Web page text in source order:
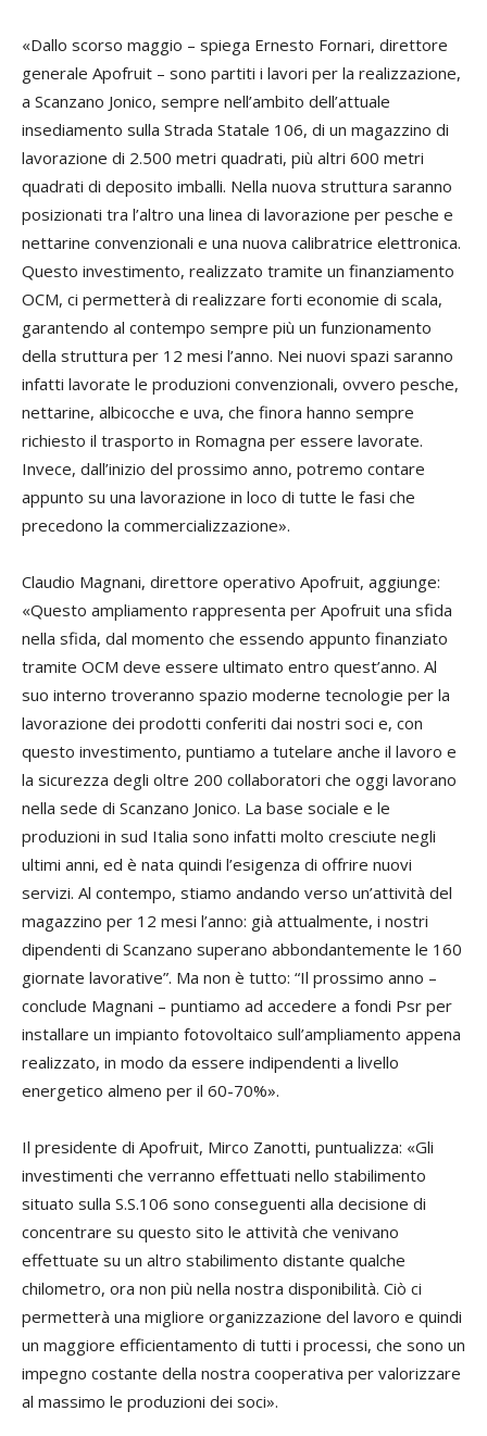
«Dallo scorso maggio – spiega Ernesto Fornari, direttore
generale Apofruit – sono partiti i lavori per la realizzazione,
a Scanzano Jonico, sempre nell’ambito dell’attuale
insediamento sulla Strada Statale 106, di un magazzino di
lavorazione di 2.500 metri quadrati, più altri 600 metri
quadrati di deposito imballi. Nella nuova struttura saranno
posizionati tra l’altro una linea di lavorazione per pesche e
nettarine convenzionali e una nuova calibratrice elettronica.
Questo investimento, realizzato tramite un finanziamento
OCM, ci permetterà di realizzare forti economie di scala,
garantendo al contempo sempre più un funzionamento
della struttura per 12 mesi l’anno. Nei nuovi spazi saranno
infatti lavorate le produzioni convenzionali, ovvero pesche,
nettarine, albicocche e uva, che finora hanno sempre
richiesto il trasporto in Romagna per essere lavorate.
Invece, dall’inizio del prossimo anno, potremo contare
appunto su una lavorazione in loco di tutte le fasi che
precedono la commercializzazione».
Claudio Magnani, direttore operativo Apofruit, aggiunge:
«Questo ampliamento rappresenta per Apofruit una sfida
nella sfida, dal momento che essendo appunto finanziato
tramite OCM deve essere ultimato entro quest’anno. Al
suo interno troveranno spazio moderne tecnologie per la
lavorazione dei prodotti conferiti dai nostri soci e, con
questo investimento, puntiamo a tutelare anche il lavoro e
la sicurezza degli oltre 200 collaboratori che oggi lavorano
nella sede di Scanzano Jonico. La base sociale e le
produzioni in sud Italia sono infatti molto cresciute negli
ultimi anni, ed è nata quindi l’esigenza di offrire nuovi
servizi. Al contempo, stiamo andando verso un’attività del
magazzino per 12 mesi l’anno: già attualmente, i nostri
dipendenti di Scanzano superano abbondantemente le 160
giornate lavorative”. Ma non è tutto: “Il prossimo anno –
conclude Magnani – puntiamo ad accedere a fondi Psr per
installare un impianto fotovoltaico sull’ampliamento appena
realizzato, in modo da essere indipendenti a livello
energetico almeno per il 60-70%».
Il presidente di Apofruit, Mirco Zanotti, puntualizza: «Gli
investimenti che verranno effettuati nello stabilimento
situato sulla S.S.106 sono conseguenti alla decisione di
concentrare su questo sito le attività che venivano
effettuate su un altro stabilimento distante qualche
chilometro, ora non più nella nostra disponibilità. Ciò ci
permetterà una migliore organizzazione del lavoro e quindi
un maggiore efficientamento di tutti i processi, che sono un
impegno costante della nostra cooperativa per valorizzare
al massimo le produzioni dei soci».